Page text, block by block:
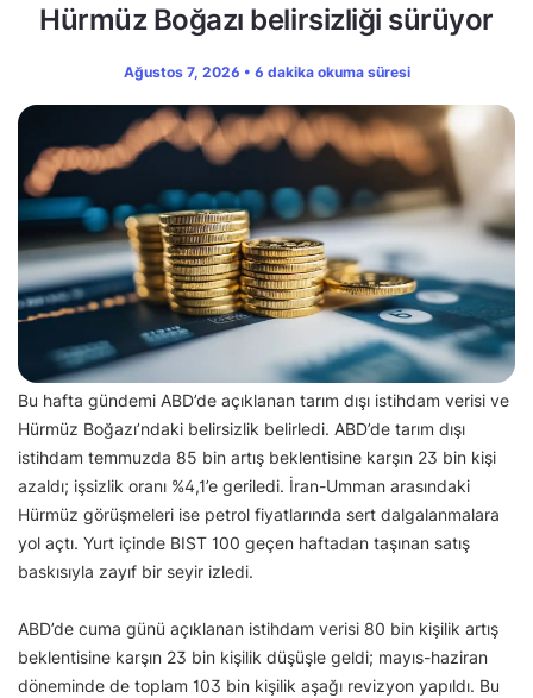
Hürmüz Boğazı belirsizliği sürüyor
Ağustos 7, 2026 • 6 dakika okuma süresi
Bu hafta gündemi ABD’de açıklanan tarım dışı istihdam verisi ve
Hürmüz Boğazı’ndaki belirsizlik belirledi. ABD’de tarım dışı
istihdam temmuzda 85 bin artış beklentisine karşın 23 bin kişi
azaldı; işsizlik oranı %4,1’e geriledi. İran-Umman arasındaki
Hürmüz görüşmeleri ise petrol fiyatlarında sert dalgalanmalara
yol açtı. Yurt içinde BIST 100 geçen haftadan taşınan satış
baskısıyla zayıf bir seyir izledi.
ABD’de cuma günü açıklanan istihdam verisi 80 bin kişilik artış
beklentisine karşın 23 bin kişilik düşüşle geldi; mayıs-haziran
döneminde de toplam 103 bin kişilik aşağı revizyon yapıldı. Bu